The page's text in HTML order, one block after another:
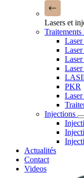
Lasers et
Traitements
PKR
Injections
Actualités
Contact
Videos